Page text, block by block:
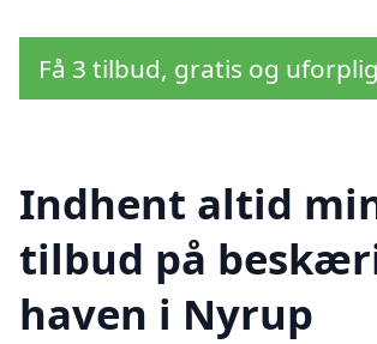
Få 3 tilbud, gratis og
Indhent altid
tilbud på
haven i Nyrup